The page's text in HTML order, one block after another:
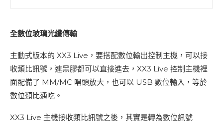
全數位玻璃光纖傳輸
主動式版本的 XX3 Live，要搭配數位輸出控制主機，可以接
收類比訊號，連黑膠都可以直接進去，XX3 Live 控制主機裡
面配備了 MM/MC 唱頭放大，也可以 USB 數位輸入，等於
數位類比通吃。
XX3 Live 主機接收類比訊號之後，其實是轉為數位訊號